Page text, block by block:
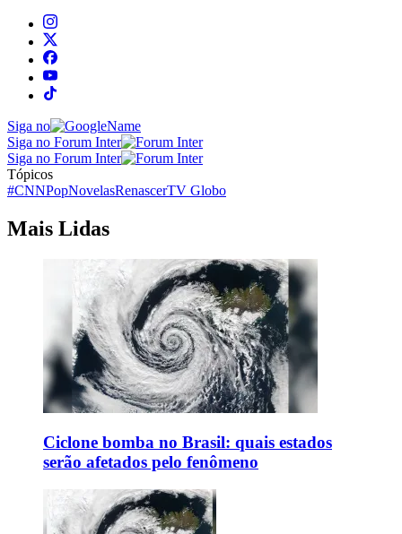
Siga no
Siga no Forum Inter
Siga no Forum Inter
Tópicos
#CNNPopNovelasRenascerTV Globo
Mais Lidas
Ciclone bomba no Brasil: quais estados
serão afetados pelo fenômeno